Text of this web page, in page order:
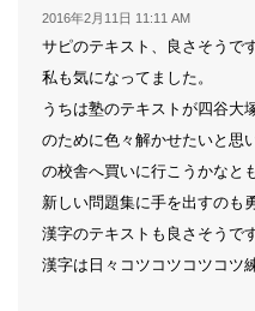
り:
2016年2月11日 11:11 AM
サピのテキスト、良さそうで
私も気になってました。
うちは塾のテキストが四谷大
のために色々解かせたいと思
の校舎へ買いに行こうかなと
新しい問題集に手を出すのも
漢字のテキストも良さそうで
漢字は日々コツコツコツコツ